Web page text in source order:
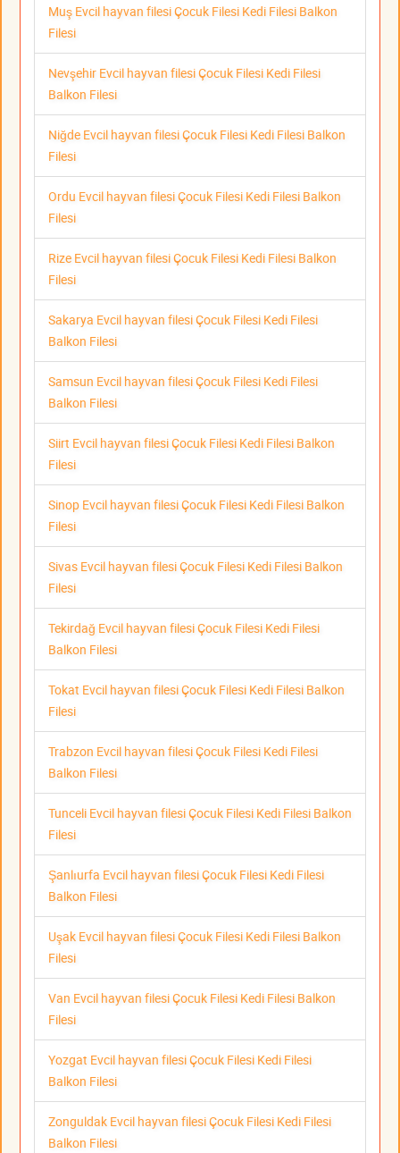
Muş Evcil hayvan filesi Çocuk Filesi Kedi Filesi Balkon
Filesi
Nevşehir Evcil hayvan filesi Çocuk Filesi Kedi Filesi
Balkon Filesi
Niğde Evcil hayvan filesi Çocuk Filesi Kedi Filesi Balkon
Filesi
Ordu Evcil hayvan filesi Çocuk Filesi Kedi Filesi Balkon
Filesi
Rize Evcil hayvan filesi Çocuk Filesi Kedi Filesi Balkon
Filesi
Sakarya Evcil hayvan filesi Çocuk Filesi Kedi Filesi
Balkon Filesi
Samsun Evcil hayvan filesi Çocuk Filesi Kedi Filesi
Balkon Filesi
Siirt Evcil hayvan filesi Çocuk Filesi Kedi Filesi Balkon
Filesi
Sinop Evcil hayvan filesi Çocuk Filesi Kedi Filesi Balkon
Filesi
Sivas Evcil hayvan filesi Çocuk Filesi Kedi Filesi Balkon
Filesi
Tekirdağ Evcil hayvan filesi Çocuk Filesi Kedi Filesi
Balkon Filesi
Tokat Evcil hayvan filesi Çocuk Filesi Kedi Filesi Balkon
Filesi
Trabzon Evcil hayvan filesi Çocuk Filesi Kedi Filesi
Balkon Filesi
Tunceli Evcil hayvan filesi Çocuk Filesi Kedi Filesi Balkon
Filesi
Şanlıurfa Evcil hayvan filesi Çocuk Filesi Kedi Filesi
Balkon Filesi
Uşak Evcil hayvan filesi Çocuk Filesi Kedi Filesi Balkon
Filesi
Van Evcil hayvan filesi Çocuk Filesi Kedi Filesi Balkon
Filesi
Yozgat Evcil hayvan filesi Çocuk Filesi Kedi Filesi
Balkon Filesi
Zonguldak Evcil hayvan filesi Çocuk Filesi Kedi Filesi
Balkon Filesi